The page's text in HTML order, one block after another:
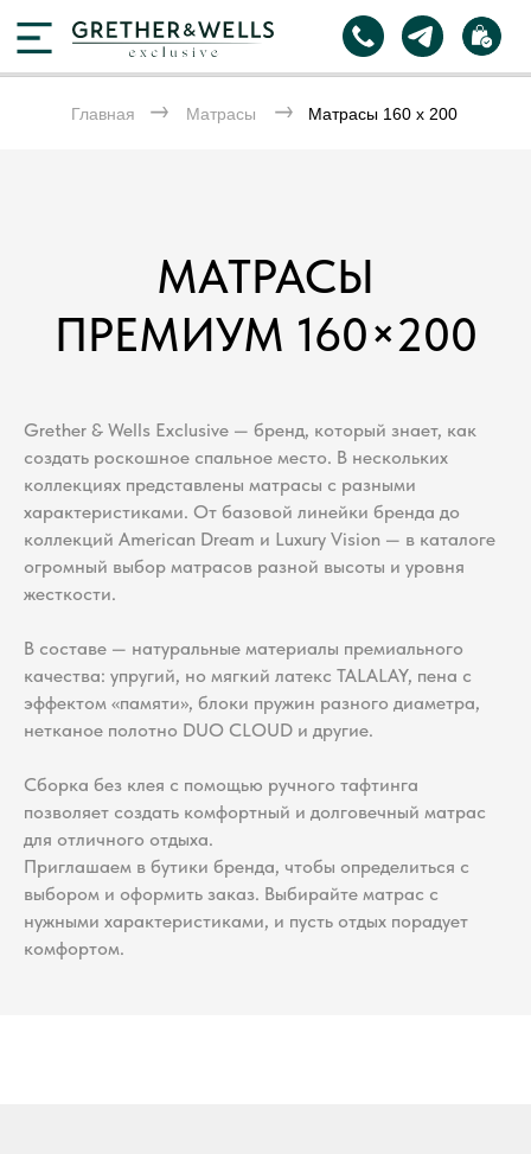
Главная Матрасы Матрасы 160 х 200
МАТРАСЫ
ПРЕМИУМ 160×200
Grether & Wells Exclusive — бренд, который знает, как
создать роскошное спальное место. В нескольких
коллекциях представлены матрасы с разными
характеристиками. От базовой линейки бренда до
коллекций American Dream и Luxury Vision — в каталоге
огромный выбор матрасов разной высоты и уровня
жесткости.
В составе — натуральные материалы премиального
качества: упругий, но мягкий латекс TALALAY, пена с
эффектом «памяти», блоки пружин разного диаметра,
нетканое полотно DUO CLOUD и другие.
Сборка без клея с помощью ручного тафтинга
позволяет создать комфортный и долговечный матрас
для отличного отдыха.
Приглашаем в бутики бренда, чтобы определиться с
выбором и оформить заказ. Выбирайте матрас с
нужными характеристиками, и пусть отдых порадует
комфортом.